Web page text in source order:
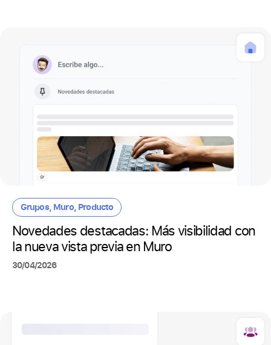
Grupos, Muro, Producto
Novedades destacadas: Más visibilidad con
la nueva vista previa en Muro
30/04/2026